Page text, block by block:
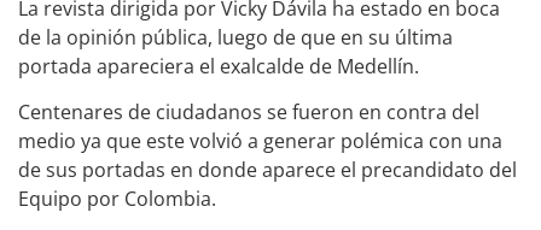
La revista dirigida por Vicky Dávila ha estado en boca
de la opinión pública, luego de que en su última
portada apareciera el exalcalde de Medellín.
Centenares de ciudadanos se fueron en contra del
medio ya que este volvió a generar polémica con una
de sus portadas en donde aparece el precandidato del
Equipo por Colombia.